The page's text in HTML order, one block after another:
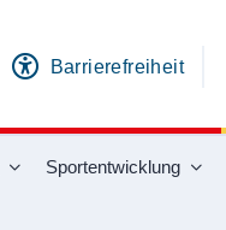
Barrierefreiheit
Sportentwicklung